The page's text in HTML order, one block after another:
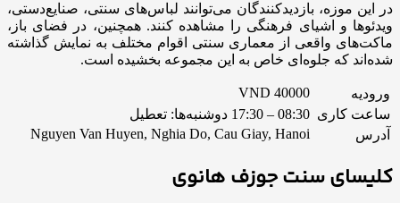
در این موزه، بازدیدکنندگان می‌توانند لباس‌های سنتی، صنایع‌دستی،
ویدئوها و اشیای فرهنگی را مشاهده کنند. همچنین، در فضای باز،
ماکت‌های واقعی از معماری سنتی اقوام مختلف به نمایش گذاشته
شده‌اند که جلوه‌ای خاص به این مجموعه بخشیده است.
ورودیه VND 40000
ساعت کاری 08:30 – 17:30 دوشنبه‌ها: تعطیل
آدرس
Nguyen Van Huyen, Nghia Do, Cau Giay, Hanoi
کلیسای سنت جوزف هانوی